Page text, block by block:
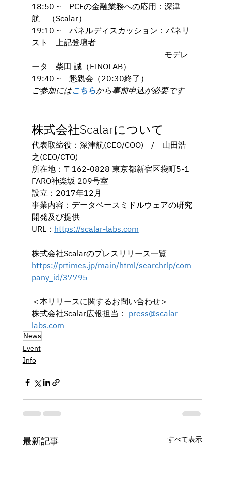
18:50 ~　PCEの金融業務への応用：深津
航　（Scalar）
19:10 ~　パネルディスカッション：パネリ
スト　上記登壇者
モデレ
ータ　柴田 誠（FINOLAB）
19:40 ~　懇親会（20:30終了）
ご参加にはこちらから事前申込が必要です
--------
株式会社Scalarについて
代表取締役：深津航(CEO/COO)　/　山田浩
之(CEO/CTO)
所在地：〒162-0828 東京都新宿区袋町5-1
FARO神楽坂 209号室
設立：2017年12月
事業内容：データベースミドルウェアの研究
開発及び提供
URL： https://scalar-labs.com
株式会社Scalarのプレスリリース⼀覧
https://prtimes.jp/main/html/searchrlp/com
pany_id/37795
＜本リリースに関するお問い合わせ＞
株式会社Scalar広報担当： press@scalar-
labs.com
News
Event
Info
最新記事 すべて表示